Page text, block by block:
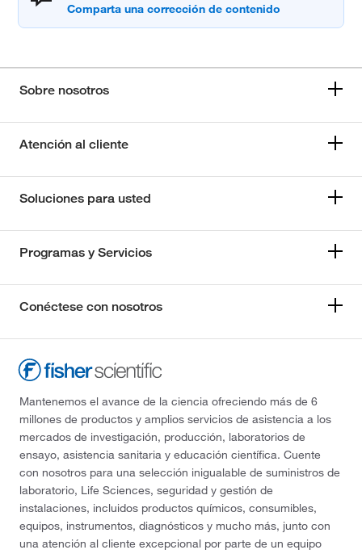
Sobre nosotros
Atención al cliente
Soluciones para usted
Programas y Servicios
Conéctese con nosotros
Mantenemos el avance de la ciencia ofreciendo más de 6
millones de productos y amplios servicios de asistencia a los
mercados de investigación, producción, laboratorios de
ensayo, asistencia sanitaria y educación científica. Cuente
con nosotros para una selección inigualable de suministros de
laboratorio, Life Sciences, seguridad y gestión de
instalaciones, incluidos productos químicos, consumibles,
equipos, instrumentos, diagnósticos y mucho más, junto con
una atención al cliente excepcional por parte de un equipo